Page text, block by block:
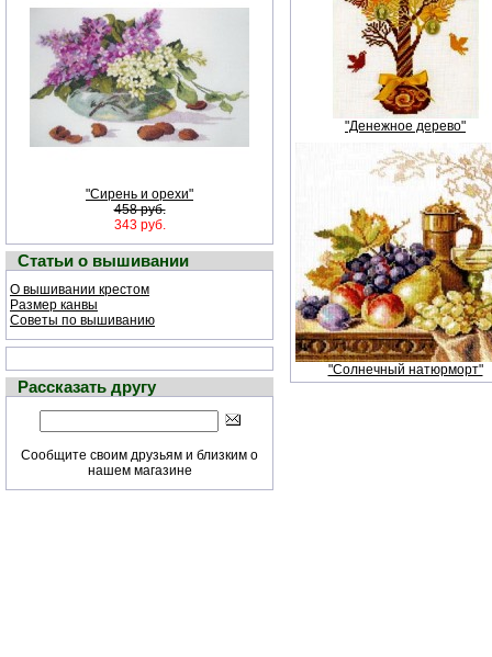
"Сирень и орехи"
458 руб.
343 руб.
Статьи о вышивании
О вышивании крестом
Размер канвы
Советы по вышиванию
Рассказать другу
Сообщите своим друзьям и близким о
нашем магазине
"Денежное дерево"
"Солнечный натюрморт"